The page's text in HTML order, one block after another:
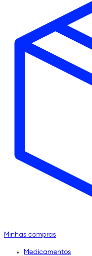
Minhas compras
Medicamentos